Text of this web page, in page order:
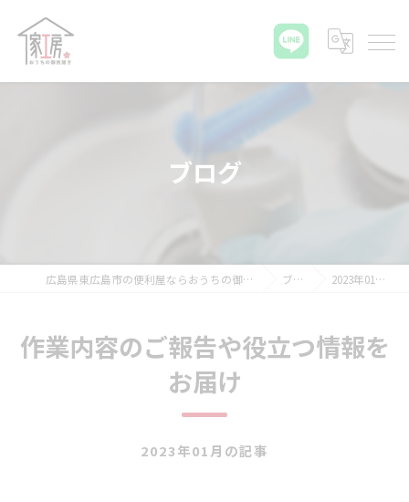
ブログ
広島県東広島市の便利屋ならおうちの御用聞き家工房 八本松店 ブログ 2023年01月の記事
作業内容のご報告や役立つ情報を
お届け
2023年01月の記事